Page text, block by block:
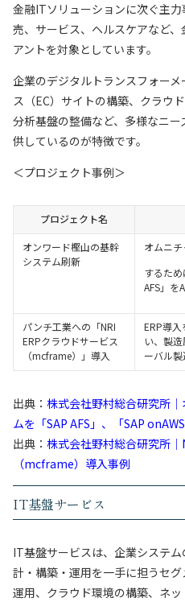
金融ITソリューションに次ぐ主
売、サービス、ヘルスケアなど
アントを対象としています。
企業のデジタルトランスフォー
ス（EC）サイトの構築、クラウ
分析基盤の整備など、多様なニ
供しているのが特徴です。
＜プロジェクト事例＞
プロジェクト名
オンワード樫山の基幹
システム刷新
オムニ
するた
AFS」を
パンチ工業への「NRI
ERPクラウドサービス
（mcframe）」導入
ERP導
い、製
ーバル
出典： 株式会社野村総合研究所
ムを「SAP AFS」、「SAP
出典： 株式会社野村総合研究所
（mcframe）導入事例
IT基盤サービス
IT基盤サービスは、企業システ
計・構築・運用を一手に担うセ
運用、クラウド環境の構築、ネ